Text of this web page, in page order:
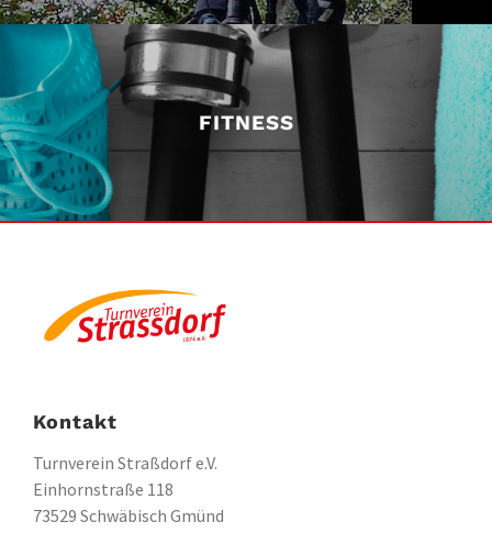
FITNESS
Kontakt
Turnverein Straßdorf e.V.
Einhornstraße 118
73529 Schwäbisch Gmünd